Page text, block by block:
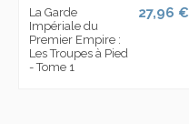
La Garde
Impériale du
Premier Empire :
Les Troupes à Pied
- Tome 1
27,96 €